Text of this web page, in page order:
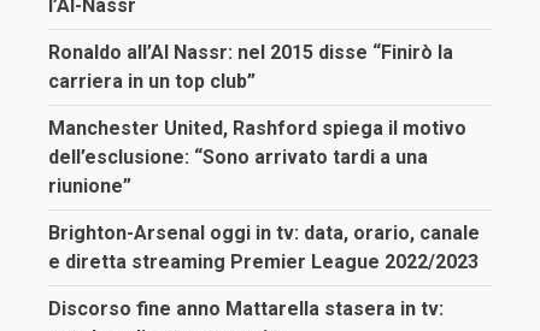
l’Al-Nassr
Ronaldo all’Al Nassr: nel 2015 disse “Finirò la
carriera in un top club”
Manchester United, Rashford spiega il motivo
dell’esclusione: “Sono arrivato tardi a una
riunione”
Brighton-Arsenal oggi in tv: data, orario, canale
e diretta streaming Premier League 2022/2023
Discorso fine anno Mattarella stasera in tv: